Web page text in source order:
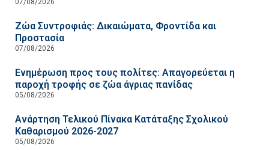
Ζώα Συντροφιάς: Δικαιώματα, Φροντίδα και
Προστασία
07/08/2026
Ενημέρωση προς τους πολίτες: Απαγορεύεται η
παροχή τροφής σε ζώα άγριας πανίδας
05/08/2026
Ανάρτηση Τελικού Πίνακα Κατάταξης Σχολικού
Καθαρισμού 2026-2027
05/08/2026